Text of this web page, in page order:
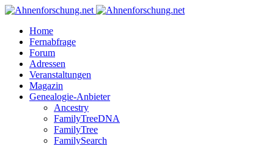
Home
Fernabfrage
Forum
Adressen
Veranstaltungen
Magazin
Genealogie-Anbieter
Ancestry
FamilyTreeDNA
FamilyTree
FamilySearch